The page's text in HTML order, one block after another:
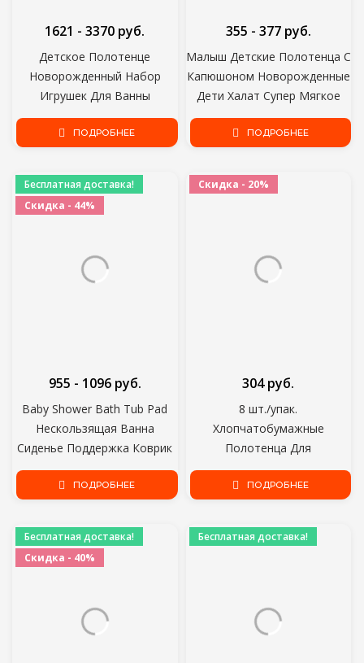
Детское Полотенце
Новорожденный Набор
Игрушек Для Ванны
Подарочная Коробка
Двустороннее
Деревянная Погремушка
Браслет Крючком Игрушки
Детская Ванна Подарочный
1621 - 3370 руб.
ПОДРОБНЕЕ
Малыш Детские Полотенца С
Капюшоном Новорожденные
Дети Халат Супер Мягкое
Банное Полотенце Одеяло
Теплый Спальный Пеленать
Мальчиков Девочек
355 - 377 руб.
ПОДРОБНЕЕ
Бесплатная доставка!
Скидка - 44%
Baby Shower Bath Tub Pad
Нескользящая Ванна
Сиденье Поддержка Коврик
Новорожденный
Безопасность Безопасность
Складная Мягкая Подушка
955 - 1096 руб.
ПОДРОБНЕЕ
Скидка - 20%
8 шт./упак.
Хлопчатобумажные
Полотенца Для
Новорожденных Полотенце
Для Слюны Полотенце для
Мальчиков Девочек Bebe
Toalha Мочалка Носовой
304 руб.
ПОДРОБНЕЕ
Бесплатная доставка!
Скидка - 40%
Бесплатная доставка!